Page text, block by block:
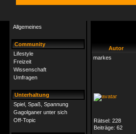
Allgemeines
Community
Lifestyle
Freizeit
Wissenschaft
Umfragen
Unterhaltung
Spiel, Spaß, Spannung
Gagolganer unter sich
Off-Topic
Autor
markes
Rätsel: 228
Beiträge: 62